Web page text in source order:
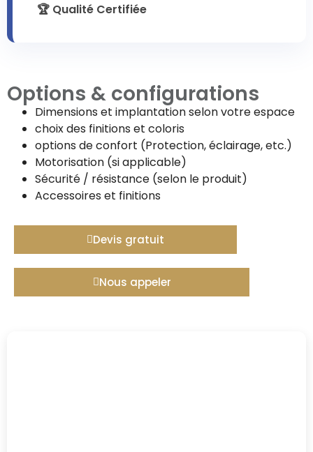
🏆 Qualité Certifiée
Options & configurations
Dimensions et implantation selon votre espace
choix des finitions et coloris
options de confort (Protection, éclairage, etc.)
Motorisation (si applicable)
Sécurité / résistance (selon le produit)
Accessoires et finitions
Devis gratuit
Nous appeler